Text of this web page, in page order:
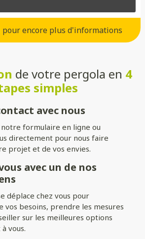
pour encore plus d'informations
ou bois
pour une pergola au design moderne,
esthétisme et durabilité.
bioclimatique ou
rigide en verre ou polycarbonate pour
une toiture bioclimatique à lames
l’ensoleillement, ou une toile pour une
ou
où vous le souhaitez ! Une structure
créer un espace isolé au cœur du
adossée prolonge
maison.
de votre pergola en 4
simples
avec nous
notre formulaire en ligne ou
directement pour nous faire
projet et de vos envies.
avec un de nos
déplace chez vous pour
vos besoins, prendre les mesures
sur les meilleures options
vous.